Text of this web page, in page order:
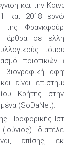
και την
και 2018
της
άρθρα σε
είναι
Κρήτης
(SoDaNet).
Προφορικής
επίσης,